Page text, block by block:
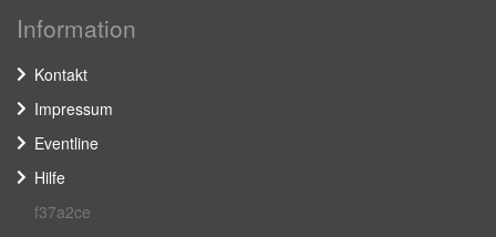
Information
Kontakt
Impressum
Eventline
Hilfe
f37a2ce